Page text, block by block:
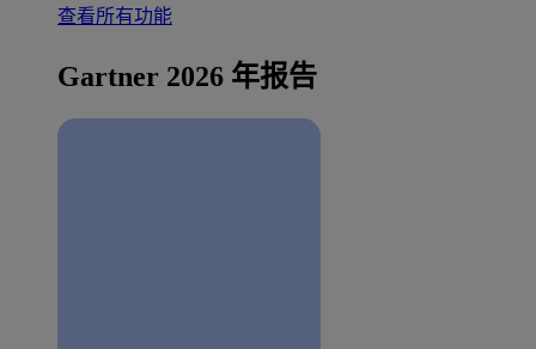
查看所有功能
Gartner 2026 年报告